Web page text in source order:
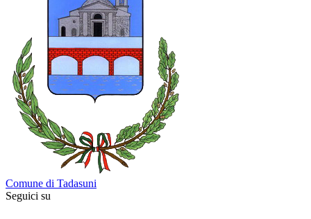
Comune di Tadasuni
Seguici su